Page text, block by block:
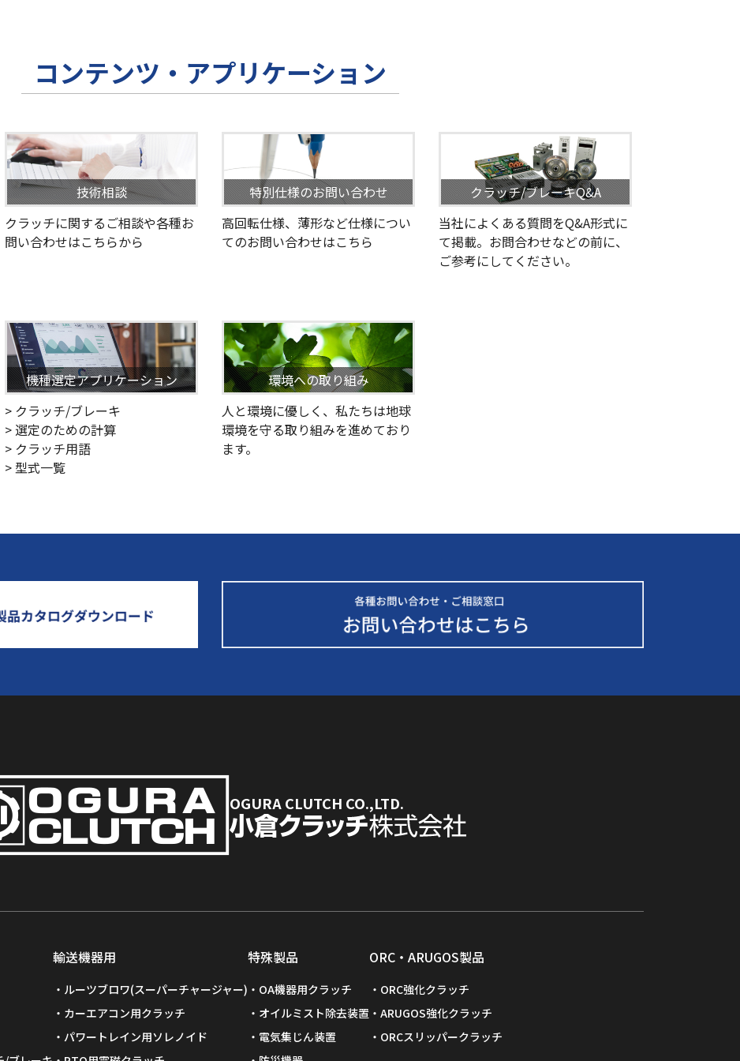
コンテンツ・アプリケーション
技術相談
クラッチに関するご相談や各種お
問い合わせはこちらから
特別仕様のお問い合わせ
高回転仕様、薄形など仕様につい
てのお問い合わせはこちら
クラッチ/ブレーキQ&A
当社によくある質問をQ&A形式に
て掲載。お問合わせなどの前に、
ご参考にしてください。
機種選定アプリケーション
> クラッチ/ブレーキ
> 選定のための計算
> クラッチ用語
> 型式一覧
環境への取り組み
人と環境に優しく、私たちは地球
環境を守る取り組みを進めており
ます。
OGURA CLUTCH CO.,LTD.
輸送機器用
ルーツブロワ(スーパーチャージャー)
カーエアコン用クラッチ
パワートレイン用ソレノイド
特殊製品
OA機器用クラッチ
オイルミスト除去装置
電気集じん装置
ORC・ARUGOS製品
ORC強化クラッチ
ARUGOS強化クラッチ
ORCスリッパークラッチ